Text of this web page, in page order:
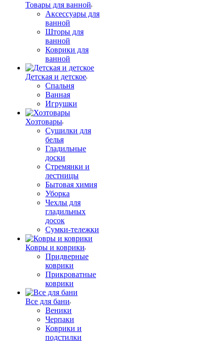
Товары для ванной
Аксессуары для
ванной
Шторы для
ванной
Коврики для
ванной
Детская и детское
Спальня
Ванная
Игрушки
Хозтовары
Сушилки для
белья
Гладильные
доски
Стремянки и
лестницы
Бытовая химия
Уборка
Чехлы для
гладильных
досок
Сумки-тележки
Ковры и коврики
Придверные
коврики
Прикроватные
коврики
Все для бани
Веники
Черпаки
Коврики и
подстилки